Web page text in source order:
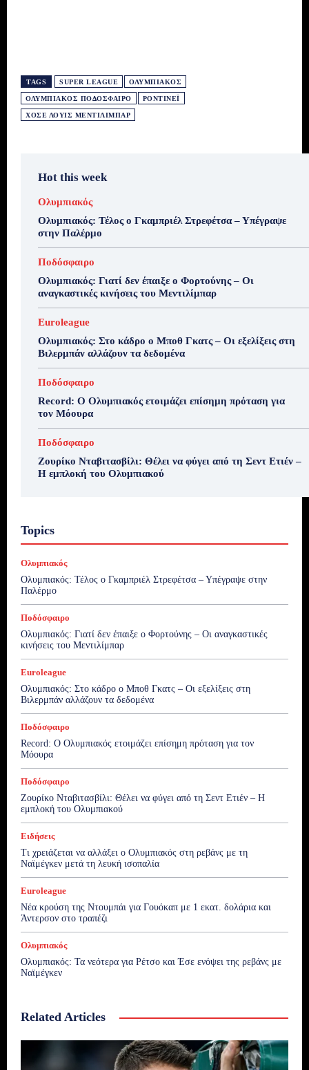
TAGS SUPER LEAGUE ΟΛΥΜΠΙΑΚΌΣ
ΟΛΥΜΠΙΑΚΌΣ ΠΟΔΌΣΦΑΙΡΟ ΡΟΝΤΙΝΈΙ
ΧΟΣΈ ΛΟΥΊΣ ΜΕΝΤΙΛΊΜΠΑΡ
Hot this week
Ολυμπιακός
Ολυμπιακός: Τέλος ο Γκαμπριέλ Στρεφέτσα – Υπέγραψε
στην Παλέρμο
Ποδόσφαιρο
Ολυμπιακός: Γιατί δεν έπαιξε ο Φορτούνης – Οι
αναγκαστικές κινήσεις του Μεντιλίμπαρ
Euroleague
Ολυμπιακός: Στο κάδρο ο Μποθ Γκατς – Οι εξελίξεις στη
Βιλερμπάν αλλάζουν τα δεδομένα
Ποδόσφαιρο
Record: Ο Ολυμπιακός ετοιμάζει επίσημη πρόταση για
τον Μόουρα
Ποδόσφαιρο
Ζουρίκο Νταβιτασβίλι: Θέλει να φύγει από τη Σεντ Ετιέν –
Η εμπλοκή του Ολυμπιακού
Topics
Ολυμπιακός
Ολυμπιακός: Τέλος ο Γκαμπριέλ Στρεφέτσα – Υπέγραψε στην
Παλέρμο
Ποδόσφαιρο
Ολυμπιακός: Γιατί δεν έπαιξε ο Φορτούνης – Οι αναγκαστικές
κινήσεις του Μεντιλίμπαρ
Euroleague
Ολυμπιακός: Στο κάδρο ο Μποθ Γκατς – Οι εξελίξεις στη
Βιλερμπάν αλλάζουν τα δεδομένα
Ποδόσφαιρο
Record: Ο Ολυμπιακός ετοιμάζει επίσημη πρόταση για τον
Μόουρα
Ποδόσφαιρο
Ζουρίκο Νταβιτασβίλι: Θέλει να φύγει από τη Σεντ Ετιέν – Η
εμπλοκή του Ολυμπιακού
Ειδήσεις
Τι χρειάζεται να αλλάξει ο Ολυμπιακός στη ρεβάνς με τη
Ναϊμέγκεν μετά τη λευκή ισοπαλία
Euroleague
Νέα κρούση της Ντουμπάι για Γουόκαπ με 1 εκατ. δολάρια και
Άντερσον στο τραπέζι
Ολυμπιακός
Ολυμπιακός: Τα νεότερα για Ρέτσο και Έσε ενόψει της ρεβάνς με
Ναϊμέγκεν
Related Articles